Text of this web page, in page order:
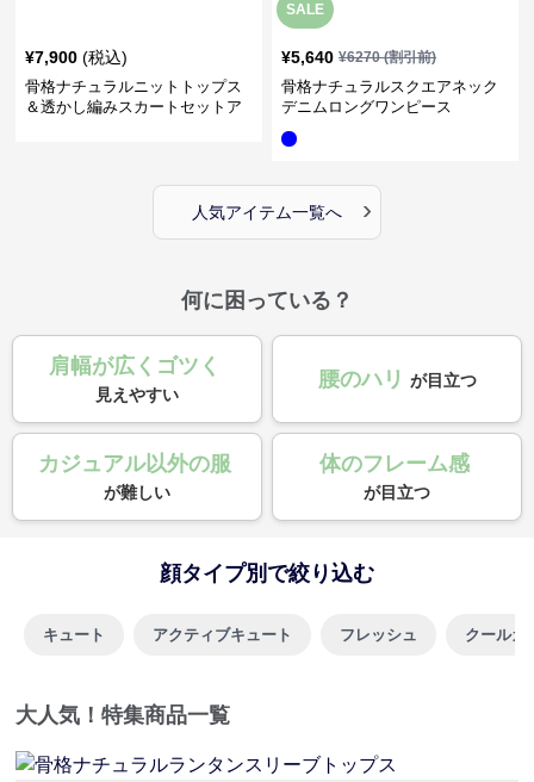
¥7,900 (税込)
骨格ナチュラルニットトップス
＆透かし編みスカートセットア
SALE
¥5,640 ¥6270(割引前)
骨格ナチュラルスクエアネック
デニムロングワンピース
人気アイテム一覧へ ›
何に困っている？
肩幅が広くゴツく
見えやすい
腰のハリ が目立つ
カジュアル以外の服
が難しい
体のフレーム感
が目立つ
顔タイプ別で絞り込む
キュート アクティブキュート フレッシュ クールカ
大人気！特集商品一覧